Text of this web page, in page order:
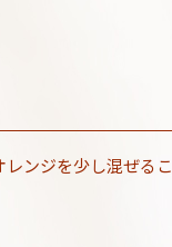
ンジを少し混ぜる